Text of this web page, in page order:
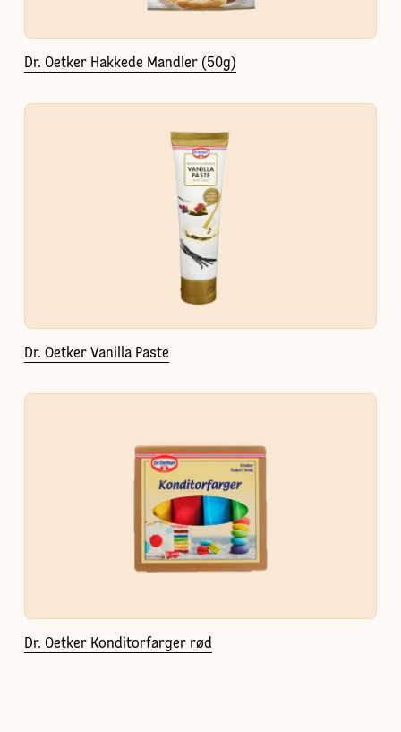
Dr. Oetker Hakkede Mandler (50g)
Dr. Oetker Vanilla Paste
Dr. Oetker Konditorfarger rød